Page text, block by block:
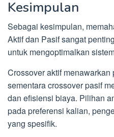
Kesimpulan
Sebagai kesimpulan,
Aktif dan Pasif sangat
untuk mengoptimalkan
Crossover aktif menawarkan
sementara crossover pasif
dan efisiensi biaya. Pilihan
pada preferensi kalian,
yang spesifik.